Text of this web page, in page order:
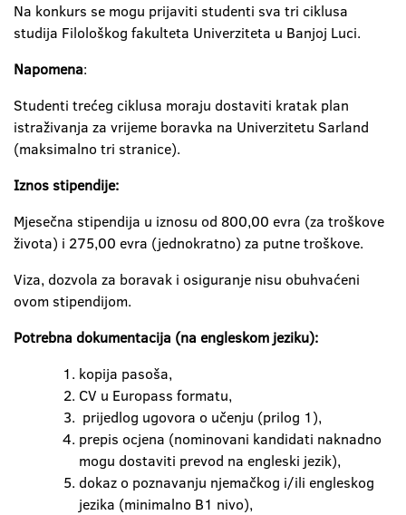
Na konkurs se mogu prijaviti studenti sva tri ciklusa
studija Filološkog fakulteta Univerziteta u Banjoj Luci.
Napomena:
Studenti trećeg ciklusa moraju dostaviti kratak plan
istraživanja za vrijeme boravka na Univerzitetu Sarland
(maksimalno tri stranice).
Iznos stipendije:
Mjesečna stipendija u iznosu od 800,00 evra (za troškove
života) i 275,00 evra (jednokratno) za putne troškove.
Viza, dozvola za boravak i osiguranje nisu obuhvaćeni
ovom stipendijom.
Potrebna dokumentacija (na engleskom jeziku):
kopija pasoša,
CV u Europass formatu,
prijedlog ugovora o učenju (prilog 1),
prepis ocjena (nominovani kandidati naknadno
mogu dostaviti prevod na engleski jezik),
dokaz o poznavanju njemačkog i/ili engleskog
jezika (minimalno B1 nivo),